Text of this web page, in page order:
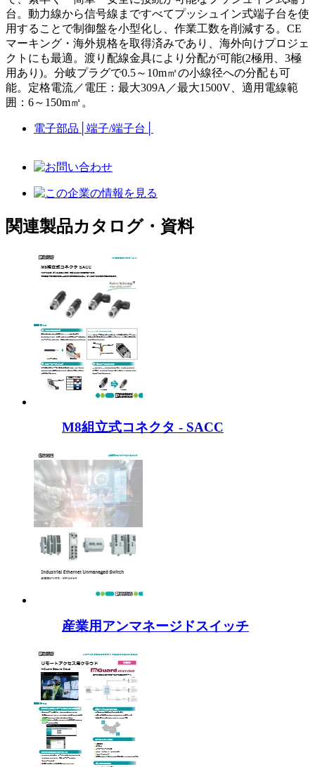
台。動力線から信号線まですべてプッシュイン式端子台を使
用することで制御盤を小型化し、作業工数を削減する。CE
マーキング・海外規格を取得済みであり、海外向けプロジェ
クトにも最適。渡り配線金具により分配が可能(2極用、3極
用あり)。分岐プラグで0.5～10m㎡の小線径への分配も可
能。定格電流／電圧：最大309A／最大1500V、適用電線範
囲：6～150m㎡。
電子部品 端子/端子台
関連製品カタログ・資料
M8組立式コネクタ - SACC
産業用アンマネージドスイッチ